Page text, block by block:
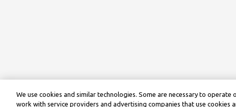
We use cookies and similar technologies. Some are necessary to operate
work with service providers and advertising companies that use cookies